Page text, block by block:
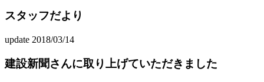
スタッフだより
update 2018/03/14
建設新聞さんに取り上げていただきました